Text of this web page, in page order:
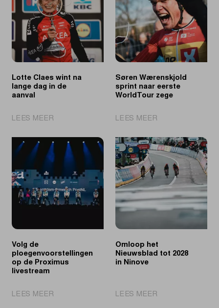
Lotte Claes wint na
lange dag in de
aanval
LEES MEER
Claes
wint
na
dag
in
de
Søren Wærenskjold
sprint naar eerste
WorldTour zege
LEES MEER
Wærenskjold
sprint
naar
eerste
WorldTour
zege
Volg de
ploegenvoorstellingen
op de Proximus
livestream
LEES MEER
Omloop het
Nieuwsblad tot 2028
in Ninove
LEES MEER